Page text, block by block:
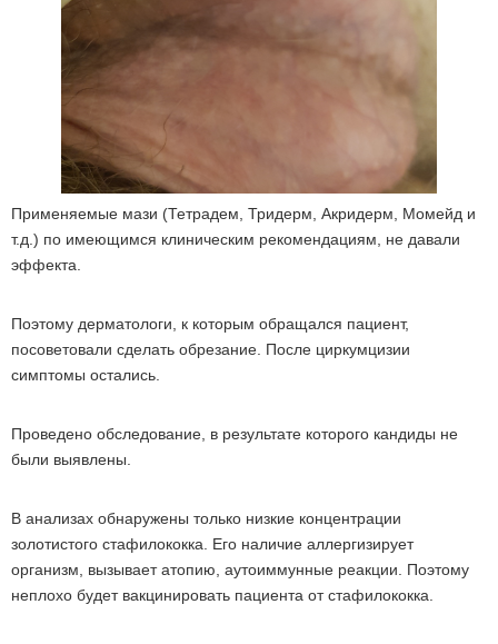
Применяемые мази (Тетрадем, Тридерм, Акридерм, Момейд и
т.д.) по имеющимся клиническим рекомендациям, не давали
эффекта.
Поэтому дерматологи, к которым обращался пациент,
посоветовали сделать обрезание. После циркумцизии
симптомы остались.
Проведено обследование, в результате которого кандиды не
были выявлены.
В анализах обнаружены только низкие концентрации
золотистого стафилококка. Его наличие аллергизирует
организм, вызывает атопию, аутоиммунные реакции. Поэтому
неплохо будет вакцинировать пациента от стафилококка.